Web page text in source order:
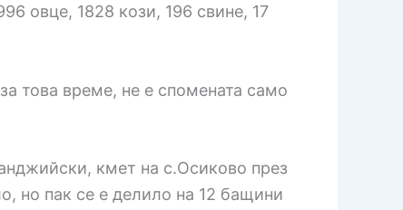
овце, 1828 кози, 196 свине, 17
това време, не е спомената само
кмет на с.Осиково през
но пак се е делило на 12 бащини